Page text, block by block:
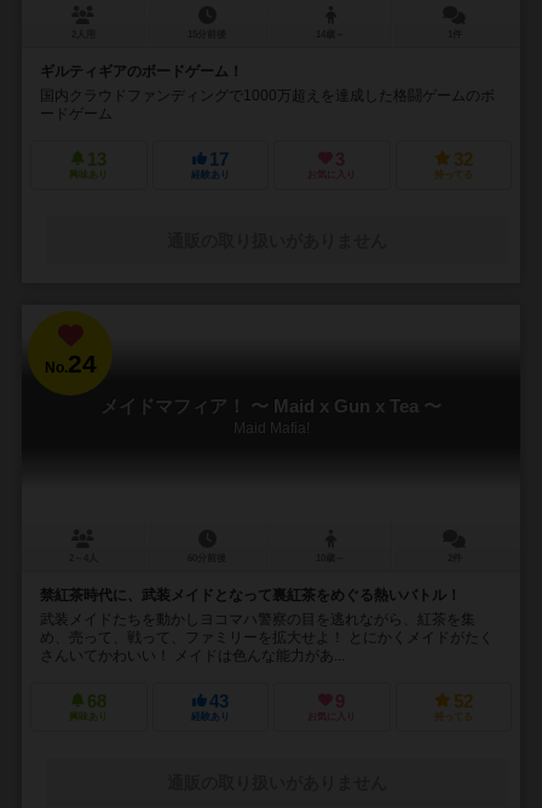
ギルティギアのボードゲーム！
国内クラウドファンディングで1000万超えを達成した格闘ゲームのボ
ードゲーム
13
興味あり
17
経験あり
3
お気に入り
32
持ってる
No.24
メイドマフィア！ 〜 Maid x Gun x Tea 〜
Maid Mafia!
禁紅茶時代に、武装メイドとなって裏紅茶をめぐる熱いバトル！
武装メイドたちを動かしヨコマハ警察の目を逃れながら、紅茶を集
め、売って、戦って、ファミリーを拡大せよ！ とにかくメイドがたく
さんいてかわいい！ メイドは色んな能力があ...
68
興味あり
43
経験あり
9
お気に入り
52
持ってる